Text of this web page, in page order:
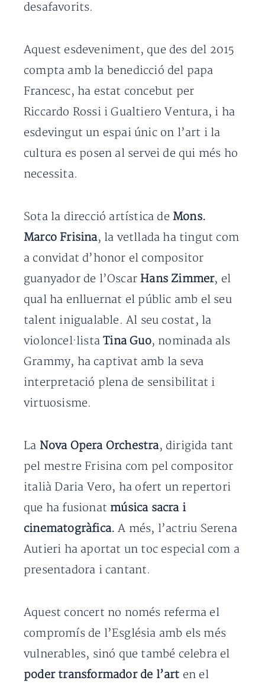
desafavorits.
Aquest esdeveniment, que des del 2015
compta amb la benedicció del papa
Francesc, ha estat concebut per
Riccardo Rossi i Gualtiero Ventura, i ha
esdevingut un espai únic on l’art i la
cultura es posen al servei de qui més ho
necessita.
Sota la direcció artística de Mons.
Marco Frisina, la vetllada ha tingut com
a convidat d’honor el compositor
guanyador de l’Oscar Hans Zimmer, el
qual ha enlluernat el públic amb el seu
talent inigualable. Al seu costat, la
violoncel·lista Tina Guo, nominada als
Grammy, ha captivat amb la seva
interpretació plena de sensibilitat i
virtuosisme.
La Nova Opera Orchestra, dirigida tant
pel mestre Frisina com pel compositor
italià Daria Vero, ha ofert un repertori
que ha fusionat música sacra i
cinematogràfica. A més, l’actriu Serena
Autieri ha aportat un toc especial com a
presentadora i cantant.
Aquest concert no només referma el
compromís de l’Església amb els més
vulnerables, sinó que també celebra el
poder transformador de l’art en el